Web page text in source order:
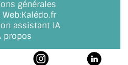
INSPIRATIONS
VERRE ?
générales
Web:Kalédo.fr
assistant IA
propos